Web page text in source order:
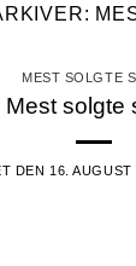
MEST SOLGTE
Mest solgte
DEN 16. AUGUST